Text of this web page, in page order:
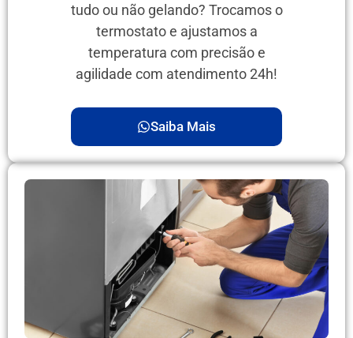
tudo ou não gelando? Trocamos o
termostato e ajustamos a
temperatura com precisão e
agilidade com atendimento 24h!
Saiba Mais